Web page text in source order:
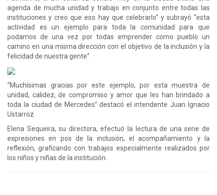
agenda de mucha unidad y trabajo en conjunto entre todas las
instituciones y creo que eso hay que celebrarlo” y subrayó “esta
actividad es un ejemplo para toda la comunidad para que
podamos de una vez por todas emprender como pueblo un
camino en una misma dirección con el objetivo de la inclusión y la
felicidad de nuestra gente”.
“Muchísimas gracias por este ejemplo, por esta muestra de
unidad, calidez, de compromiso y amor que les han brindado a
toda la ciudad de Mercedes” destacó el intendente Juan Ignacio
Ustarroz.
Elena Sequeira, su directora, efectuó la lectura de una serie de
expresiones en pos de la inclusión, el acompañamiento y la
reflexión, graficando con trabajos especialmente realizados por
los niños y niñas de la institución.